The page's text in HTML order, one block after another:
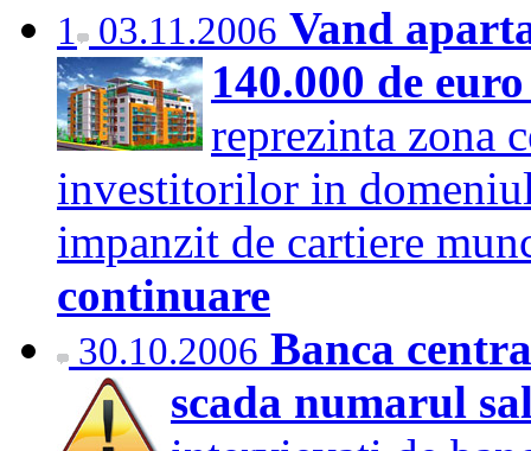
1 03.11.2006 Vand
140.000 de
reprezinta zona
investitorilor in
impanzit de cartiere
continuare
30.10.2006 Banca
scada numarul